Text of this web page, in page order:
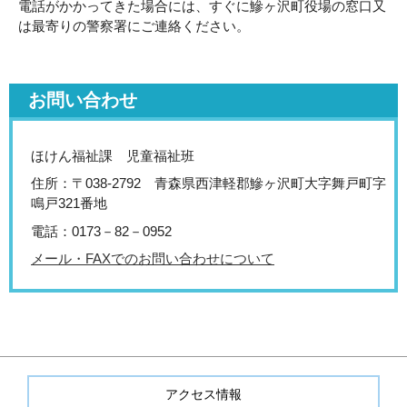
電話がかかってきた場合には、すぐに鰺ヶ沢町役場の窓口又
は最寄りの警察署にご連絡ください。
お問い合わせ
ほけん福祉課 児童福祉班
住所：〒038-2792 青森県西津軽郡鰺ヶ沢町大字舞戸町字
鳴戸321番地
電話：0173－82－0952
メール・FAXでのお問い合わせについて
アクセス情報